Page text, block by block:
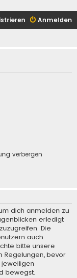
Anmelden
verbergen
dich anmelden zu
erledigt
Die
auch
bitte unsere
Regelungen, bevor
bewegst.